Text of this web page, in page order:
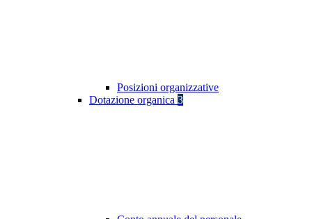
Posizioni organizzative
Dotazione organica 3